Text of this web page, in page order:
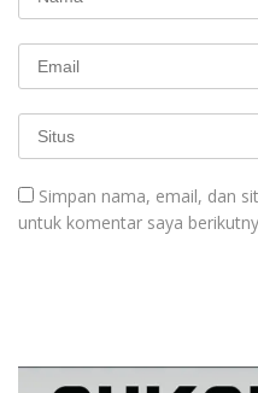
Simpan nama, email, dan
untuk komentar saya